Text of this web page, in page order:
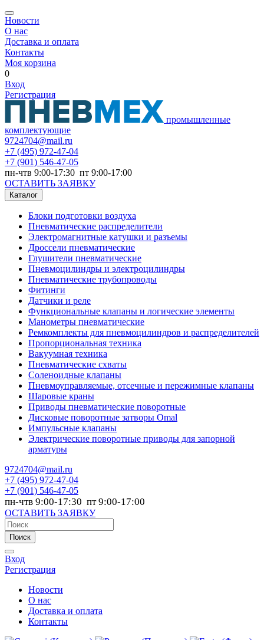
Новости
О нас
Доставка и оплата
Контакты
Моя корзина
0
Вход
Регистрация
промышленные
комплектующие
9724704@mail.ru
+7 (495) 972-47-04
+7 (901) 546-47-05
пн-чтв 9:00-17:30 пт 9:00-17:00
ОСТАВИТЬ ЗАЯВКУ
Каталог
Блоки подготовки воздуха
Пневматические распределители
Электромагнитные катушки и разъемы
Дроссели пневматические
Глушители пневматические
Пневмоцилиндры и электроцилиндры
Пневматические трубопроводы
Фитинги
Датчики и реле
Функциональные клапаны и логические элементы
Манометры пневматические
Ремкомплекты для пневмоцилиндров и распределителей
Пропорциональная техника
Вакуумная техника
Пневматические схваты
Соленоидные клапаны
Пневмоуправляемые, отсечные и пережимные клапаны
Шаровые краны
Приводы пневматические поворотные
Дисковые поворотные затворы Omal
Импульсные клапаны
Электрические поворотные приводы для запорной
арматуры
9724704@mail.ru
+7 (495) 972-47-04
+7 (901) 546-47-05
пн-чтв 9:00-17:30 пт 9:00-17:00
ОСТАВИТЬ ЗАЯВКУ
Поиск
Вход
Регистрация
Новости
О нас
Доставка и оплата
Контакты